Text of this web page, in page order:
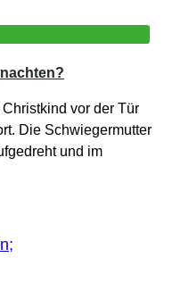
vor der Tür
Die Schwiegermutter
und im